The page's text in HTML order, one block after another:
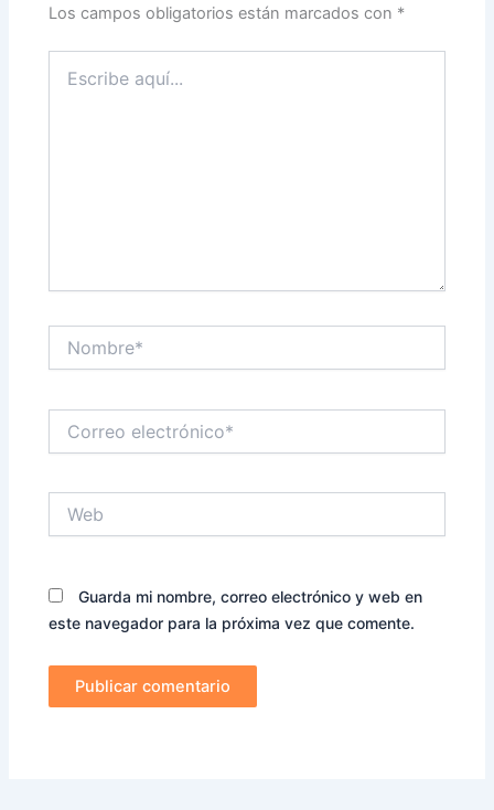
Los campos obligatorios están marcados con *
aquí...
electrónico*
Guarda mi nombre, correo electrónico y web en
este navegador para la próxima vez que comente.